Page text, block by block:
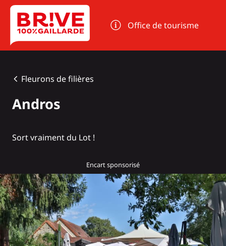
Panneau de gestion des cookies
Office de tourisme
Fleurons de filières
Andros
Sort vraiment du Lot !